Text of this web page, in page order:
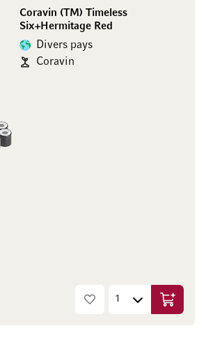
Coravin (TM) Timeless
Six+Hermitage Red
Divers pays
Coravin
Ajouter